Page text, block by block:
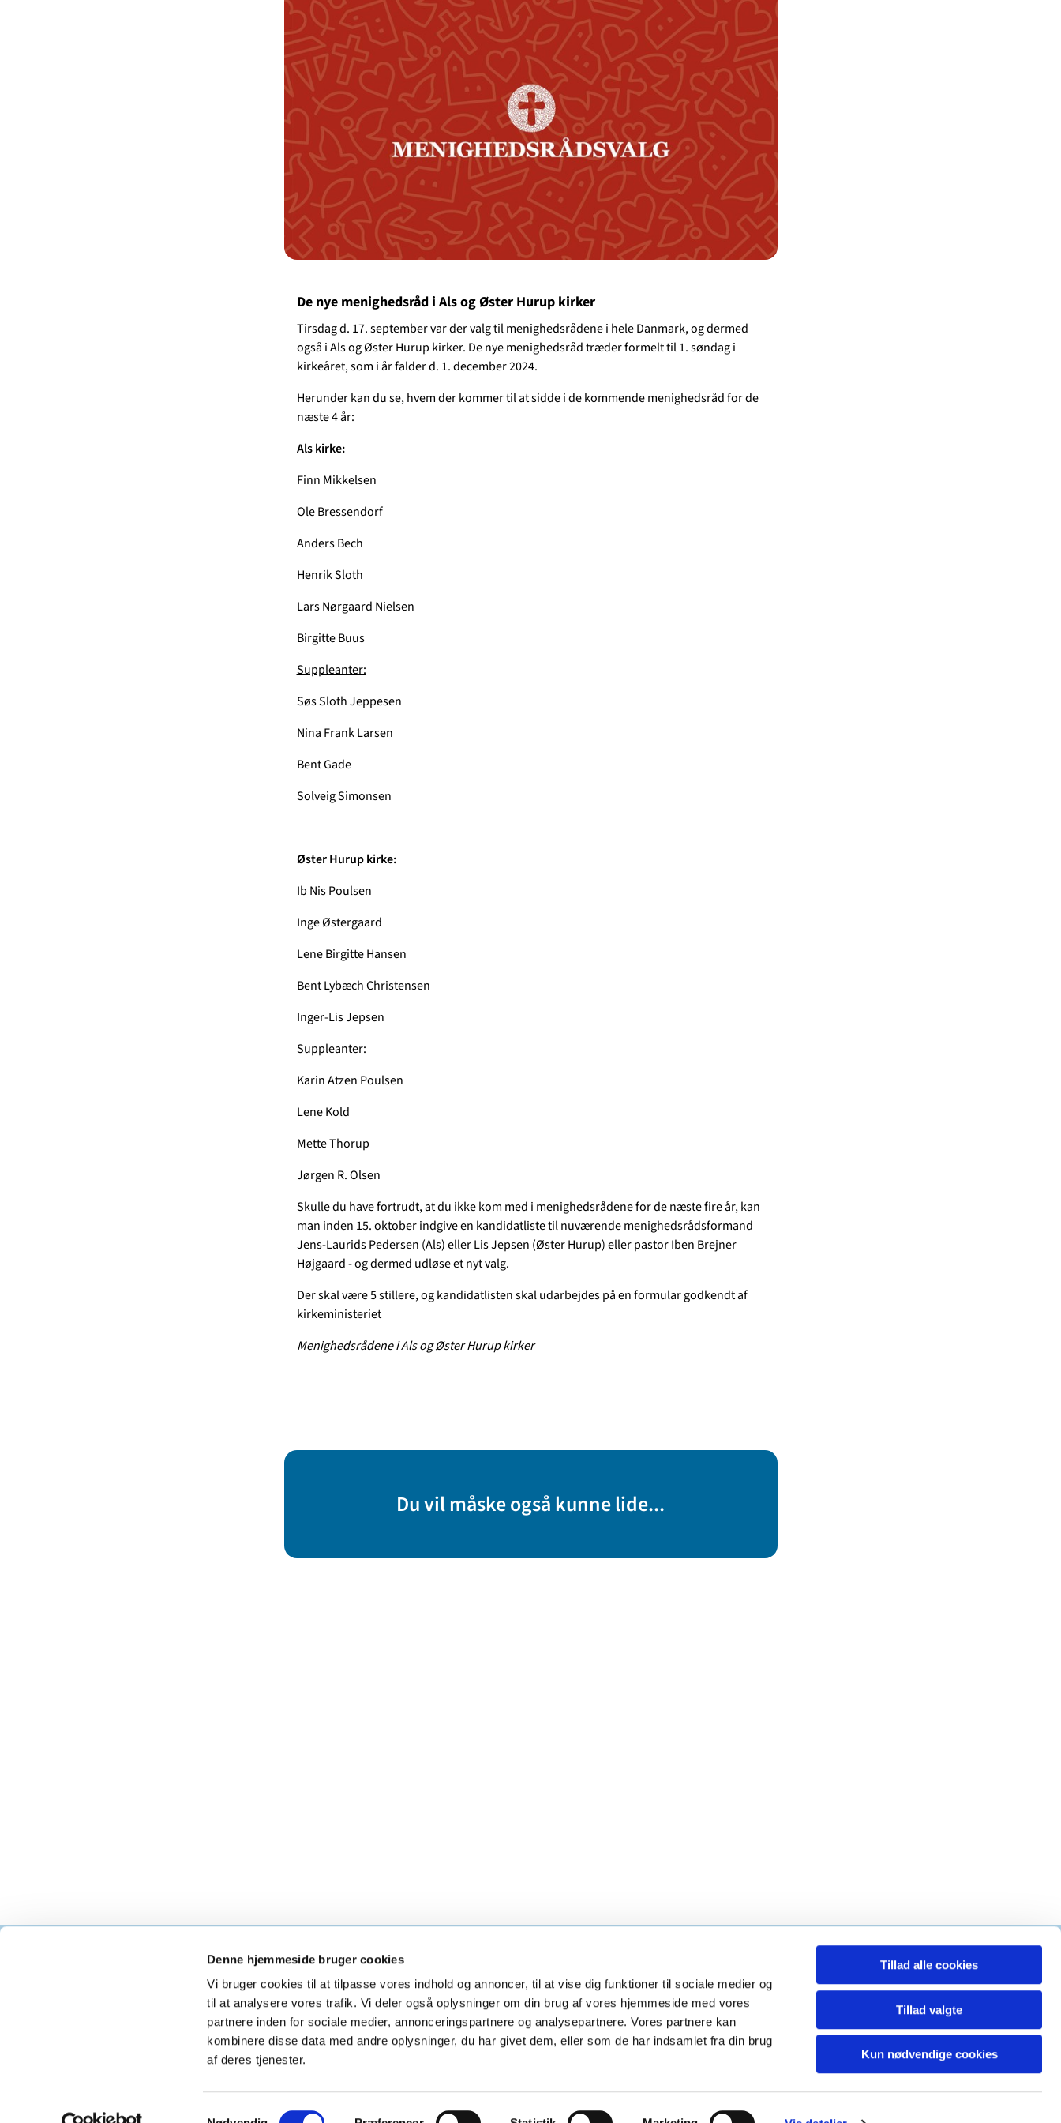
Denne hjemmeside bruger cookies
Vi bruger cookies til at tilpasse vores indhold og annoncer, til at vise dig funktioner til sociale medier og
til at analysere vores trafik. Vi deler også oplysninger om din brug af vores hjemmeside med vores
partnere inden for sociale medier, annonceringspartnere og analysepartnere. Vores partnere kan
kombinere disse data med andre oplysninger, du har givet dem, eller som de har indsamlet fra din brug
af deres tjenester.
Samtykkevalg
Tillad alle cookies
Tillad valgte
Kun nødvendige cookies
De nye menighedsråd i Als og Øster Hurup kirker
Tirsdag d. 17. september var der valg til menighedsrådene i hele Danmark, og dermed
også i Als og Øster Hurup kirker. De nye menighedsråd træder formelt til 1. søndag i
kirkeåret, som i år falder d. 1. december 2024.
Herunder kan du se, hvem der kommer til at sidde i de kommende menighedsråd for de
næste 4 år:
Als kirke:
Finn Mikkelsen
Ole Bressendorf
Anders Bech
Henrik Sloth
Lars Nørgaard Nielsen
Birgitte Buus
Suppleanter:
Søs Sloth Jeppesen
Nina Frank Larsen
Bent Gade
Solveig Simonsen
Øster Hurup kirke:
Ib Nis Poulsen
Inge Østergaard
Lene Birgitte Hansen
Bent Lybæch Christensen
Inger-Lis Jepsen
Suppleanter:
Karin Atzen Poulsen
Lene Kold
Mette Thorup
Jørgen R. Olsen
Skulle du have fortrudt, at du ikke kom med i menighedsrådene for de næste fire år, kan
man inden 15. oktober indgive en kandidatliste til nuværende menighedsrådsformand
Jens-Laurids Pedersen (Als) eller Lis Jepsen (Øster Hurup) eller pastor Iben Brejner
Højgaard - og dermed udløse et nyt valg.
Der skal være 5 stillere, og kandidatlisten skal udarbejdes på en formular godkendt af
kirkeministeriet
Menighedsrådene i Als og Øster Hurup kirker
Du vil måske også kunne lide...
Als KirkeØster Hurup KirkeSkelund Kirke Visborg kirke